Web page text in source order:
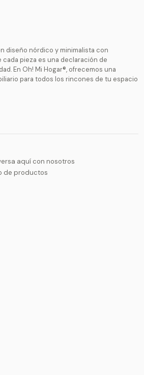
diseño nórdico y minimalista con
pieza es una declaración de
En Oh! Mi Hogar®, ofrecemos una
para todos los rincones de tu espacio
aquí con nosotros
de productos